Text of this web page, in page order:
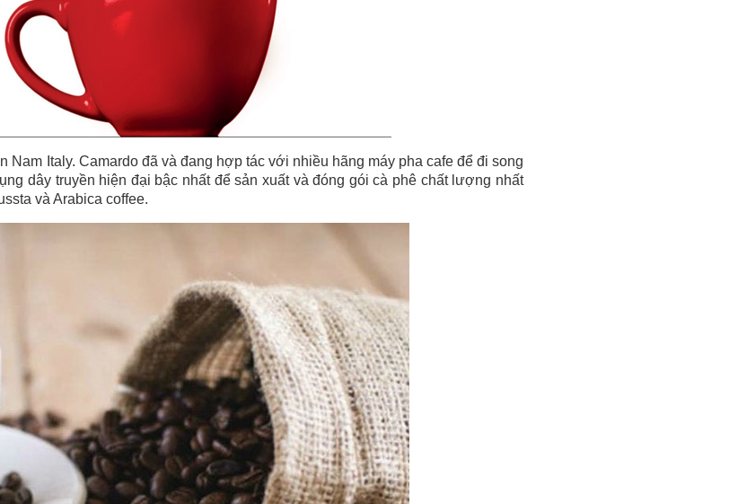
Italy. Camardo đã và đang hợp tác với nhiều hãng máy pha cafe để đi song
dây truyền hiện đại bậc nhất để sản xuất và đóng gói cà phê chất lượng nhất
và Arabica coffee.